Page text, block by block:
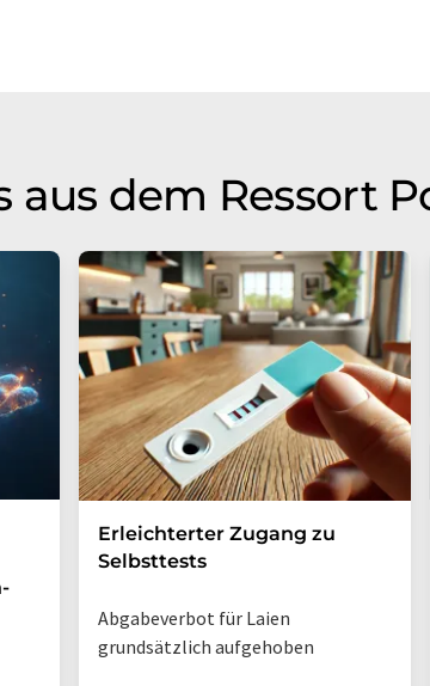
aus dem Ressort
Erleichterter Zugang zu
Selbsttests
Abgabeverbot für Laien
grundsätzlich aufgehoben